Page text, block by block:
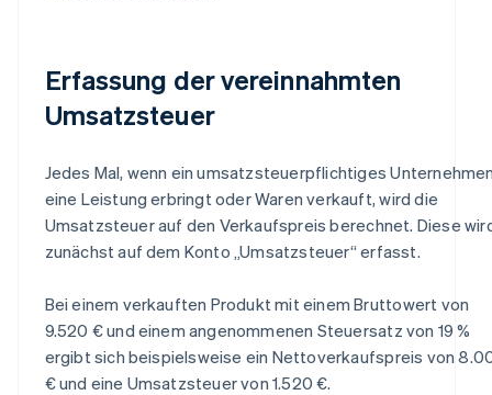
Erfassung der vereinnahmten
Umsatzsteuer
Jedes Mal, wenn ein umsatzsteuerpflichtiges
eine Leistung erbringt oder Waren verkauft, wird die
Umsatzsteuer auf den Verkaufspreis berechnet. Diese
zunächst auf dem Konto „Umsatzsteuer“ erfasst.
Bei einem verkauften Produkt mit einem Bruttowert von
9.520 € und einem angenommenen Steuersatz von 19 %
ergibt sich beispielsweise ein Nettoverkaufspreis von
€ und eine Umsatzsteuer von 1.520 €.